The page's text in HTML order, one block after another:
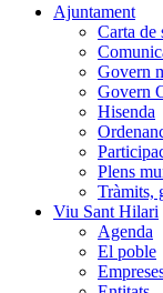
Ajuntament
Carta de
Govern
Govern
Hisenda
Plens
Tràmits,
Viu Sant Hilari
Agenda
El poble